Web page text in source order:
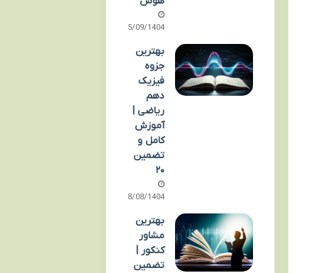
05/09/1404
بهترین
جزوه
فیزیک
دهم
ریاضی |
آموزش
کامل و
تضمین
۲۰
18/08/1404
بهترین
مشاور
کنکور |
تضمین